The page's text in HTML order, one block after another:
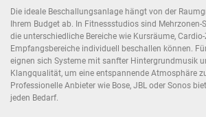
Die ideale Beschallungsanlage hängt von der
Ihrem Budget ab. In Fitnessstudios sind Mehrzonen-
die unterschiedliche Bereiche wie Kursräume,
Empfangsbereiche individuell beschallen können.
eignen sich Systeme mit sanfter Hintergrundmusik
Klangqualität, um eine entspannende Atmosphäre
Professionelle Anbieter wie Bose, JBL oder Sonos
jeden Bedarf.